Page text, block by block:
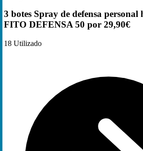
3 botes Spray de defensa personal
FITO DEFENSA 50 por 29,90€
18 Utilizado